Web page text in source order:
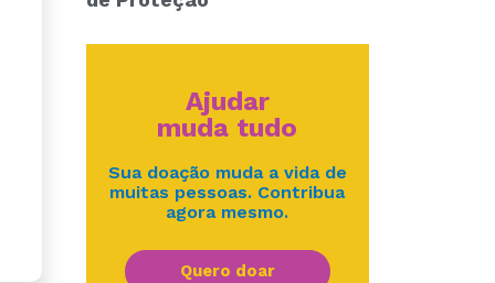
Ajudar
muda tudo
Sua doação muda a vida de
muitas pessoas. Contribua
agora mesmo.
Quero doar